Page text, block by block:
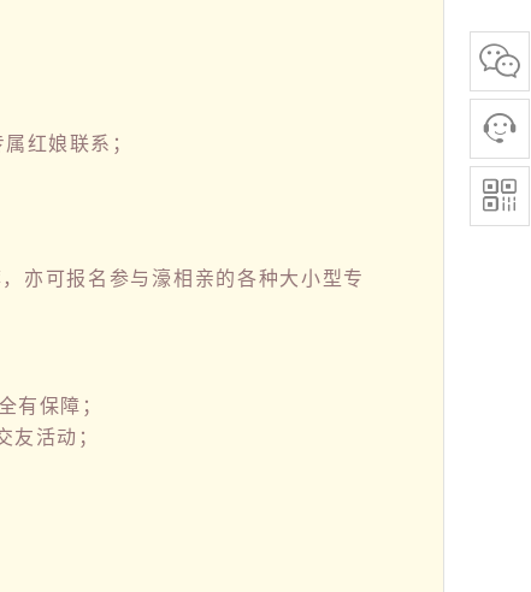
红娘联系；
亦可报名参与濠相亲的各种大小型专
有保障；
活动；